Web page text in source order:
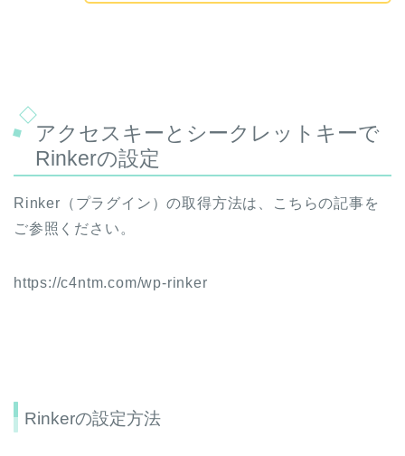
アクセスキーとシークレットキーで
Rinkerの設定
Rinker（プラグイン）の取得方法は、こちらの記事を
ご参照ください。
https://c4ntm.com/wp-rinker
Rinkerの設定方法